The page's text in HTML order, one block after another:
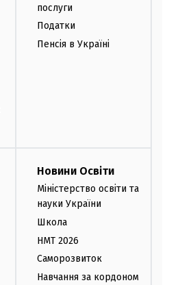
послуги
Податки
Пенсія в Україні
Новини Освіти
Міністерство освіти та
науки України
Школа
НМТ 2026
Саморозвиток
Навчання за кордоном